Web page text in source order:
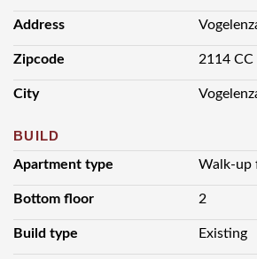
Algemeen:
- Bouwjaar: 1988.
- Bruto oppervlakte.: ca. 165m² incl. terras
- Inhoud: ca. 360m³.
kapisolatie.
- CV-ketel Nefit Ecomline HR 2000 combi.
- Mechanische ventilatie alle natte ruimten.
- Woonkamer met gasgestookte openhaard.
- Parkeerplaats in de basement.
- Servicekosten € 236,-- per maand.
Address
Zipcode 2114 CC
City
BUILD
Apartment type Walk-up
Bottom floor 2
Build type Existing